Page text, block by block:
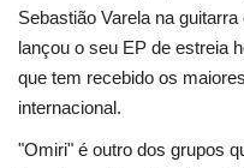
Sebastião Varela na
lançou o seu EP de estreia
que tem recebido os
internacional.
"Omiri" é outro dos grupos